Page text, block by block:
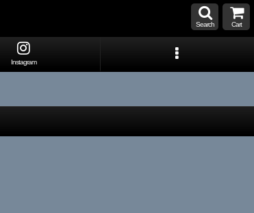
Search Cart
Instagram